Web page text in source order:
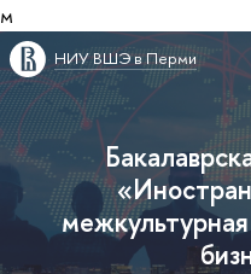
м
НИУ ВШЭ в Перми